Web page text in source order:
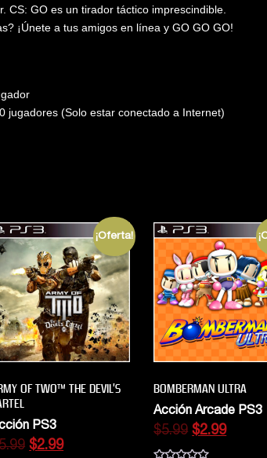
CS: GO es un tirador táctico imprescindible.
¡Únete a tus amigos en línea y GO GO GO!
jugadores (Solo estar conectado a Internet)
¡Oferta!
OF TWO™ THE DEVIL’S
PS3
$2.99
BOMBERMAN ULTRA
Acción Arcade PS3
$5.99 $2.99